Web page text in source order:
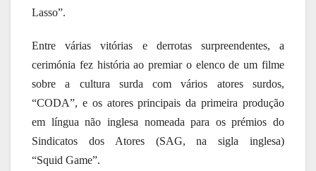
Lasso”.
Entre várias vitórias e derrotas surpreendentes, a
cerimónia fez história ao premiar o elenco de um filme
sobre a cultura surda com vários atores surdos,
“CODA”, e os atores principais da primeira produção
em língua não inglesa nomeada para os prémios do
Sindicatos dos Atores (SAG, na sigla inglesa)
“Squid Game”.